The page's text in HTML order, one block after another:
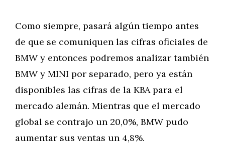
Como siempre, pasará algún tiempo antes
de que se comuniquen las cifras oficiales de
BMW y entonces podremos analizar también
BMW y MINI por separado, pero ya están
disponibles las cifras de la KBA para el
mercado alemán. Mientras que el mercado
global se contrajo un 20,0%, BMW pudo
aumentar sus ventas un 4,8%.